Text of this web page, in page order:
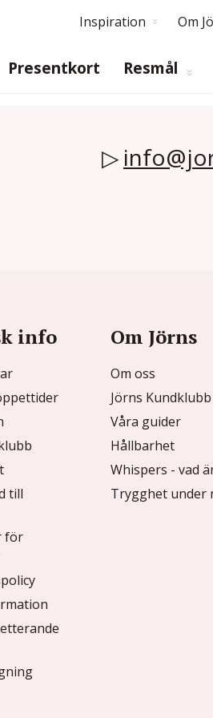
Inspiration Om
Presentkort Resmål
info
till
för
Om Jörns
Om oss
Jörns Kundklubb
Våra guider
Hållbarhet
Whispers - vad
Trygghet under